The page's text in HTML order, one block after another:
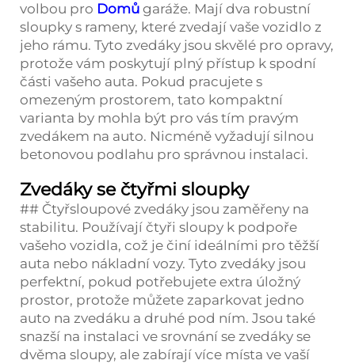
volbou pro Domů garáže. Mají dva robustní
sloupky s rameny, které zvedají vaše vozidlo z
jeho rámu. Tyto zvedáky jsou skvělé pro opravy,
protože vám poskytují plný přístup k spodní
části vašeho auta. Pokud pracujete s
omezeným prostorem, tato kompaktní
varianta by mohla být pro vás tím pravým
zvedákem na auto. Nicméně vyžadují silnou
betonovou podlahu pro správnou instalaci.
Zvedáky se čtyřmi sloupky
## Čtyřsloupové zvedáky jsou zaměřeny na
stabilitu. Používají čtyři sloupy k podpoře
vašeho vozidla, což je činí ideálními pro těžší
auta nebo nákladní vozy. Tyto zvedáky jsou
perfektní, pokud potřebujete extra úložný
prostor, protože můžete zaparkovat jedno
auto na zvedáku a druhé pod ním. Jsou také
snazší na instalaci ve srovnání se zvedáky se
dvěma sloupy, ale zabírají více místa ve vaší